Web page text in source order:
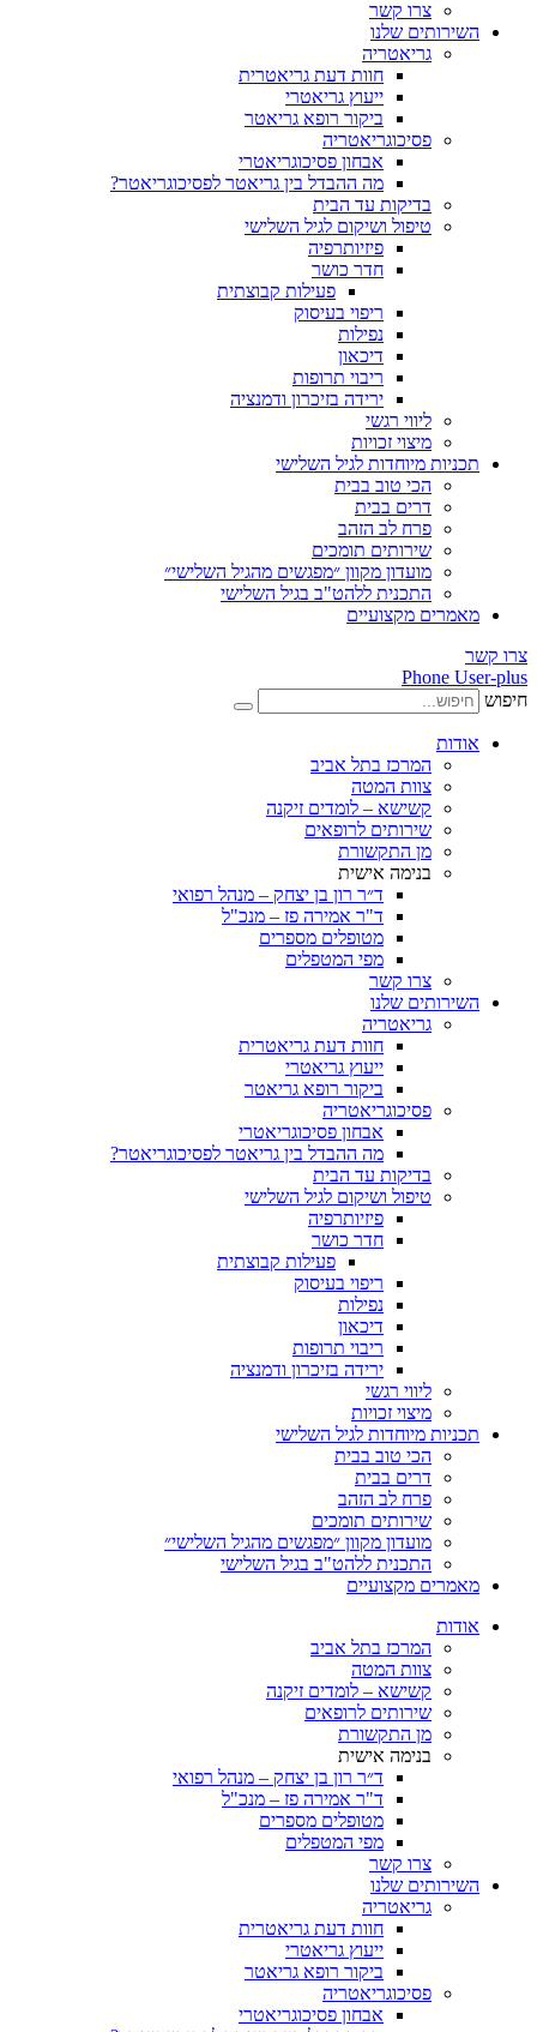
שלנו
גריאטריה
חוות דעת גריאטרית
ייעוץ גריאטרי
ביקור רופא גריאטר
פסיכוגריאטריה
אבחון פסיכוגריאטרי
מה ההבדל בין גריאטר לפסיכוגריאטר?
בדיקות עד הבית
טיפול ושיקום לגיל השלישי
פיזיותרפיה
חדר כושר
פעילות קבוצתית
ריפוי בעיסוק
ריבוי תרופות
ירידה בזיכרון ודמנציה
מיצוי זכויות
מיוחדות לגיל השלישי
הכי טוב בבית
דרים בבית
פרח לב הזהב
שירותים תומכים
מועדון מקוון ״מפגשים מהגיל השלישי״
התכנית ללהט"ב בגיל השלישי
מקצועיים
Phone
המרכז בתל אביב
צוות המטה
קשישא – לומדים זיקנה
שירותים לרופאים
מן התקשורת
בנימה אישית
ד״ר רון בן יצחק – מנהל רפואי
ד"ר אמירה פז – מנכ"ל
מטופלים מספרים
מפי המטפלים
שלנו
גריאטריה
חוות דעת גריאטרית
ייעוץ גריאטרי
ביקור רופא גריאטר
פסיכוגריאטריה
אבחון פסיכוגריאטרי
מה ההבדל בין גריאטר לפסיכוגריאטר?
בדיקות עד הבית
טיפול ושיקום לגיל השלישי
פיזיותרפיה
חדר כושר
פעילות קבוצתית
ריפוי בעיסוק
ריבוי תרופות
ירידה בזיכרון ודמנציה
מיצוי זכויות
מיוחדות לגיל השלישי
הכי טוב בבית
דרים בבית
פרח לב הזהב
שירותים תומכים
מועדון מקוון ״מפגשים מהגיל השלישי״
התכנית ללהט"ב בגיל השלישי
מקצועיים
המרכז בתל אביב
צוות המטה
קשישא – לומדים זיקנה
שירותים לרופאים
מן התקשורת
בנימה אישית
ד״ר רון בן יצחק – מנהל רפואי
ד"ר אמירה פז – מנכ"ל
מטופלים מספרים
מפי המטפלים
שלנו
גריאטריה
חוות דעת גריאטרית
ייעוץ גריאטרי
ביקור רופא גריאטר
פסיכוגריאטריה
אבחון פסיכוגריאטרי